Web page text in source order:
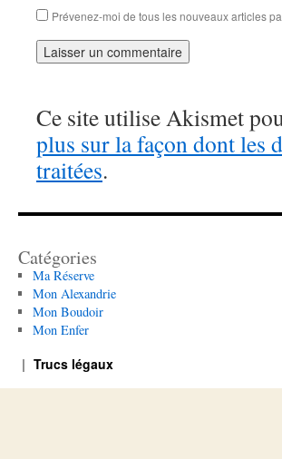
Prévenez-moi de tous les nouveaux articles
Ce site utilise Akismet
plus sur la façon dont les
traitées.
Catégories
Ma Réserve
Mon Alexandrie
Mon Boudoir
Mon Enfer
Trucs légaux